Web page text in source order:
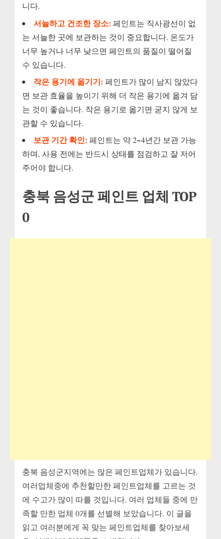
니다.
서늘하고 건조한 장소: 페인트는 직사광선이 없
는 서늘한 곳에 보관하는 것이 중요합니다. 온도가
너무 높거나 너무 낮으면 페인트의 품질이 떨어질
수 있습니다.
작은 용기에 옮기기: 페인트가 많이 남지 않았다
면 보관 효율을 높이기 위해 더 작은 용기에 옮겨 담
는 것이 좋습니다. 작은 용기로 옮기면 굳지 않게 보
관할 수 있습니다.
보관 기간 확인: 페인트는 약 2~4년간 보관 가능
하며, 사용 전에는 반드시 상태를 점검하고 잘 저어
주어야 합니다.
충북 음성군 페인트 업체 TOP
0
충북 음성군지역에는 많은 페인트업체가 있습니다.
여러업체중에 추천할만한 페인트업체를 고르는 것
에 수고가 많이 따를 것입니다. 여러 업체들 중에 만
족할 만한 업체 0개를 선별해 보았습니다. 이 글을
읽고 여러분에게 꼭 맞는 페인트업체를 찾아보세